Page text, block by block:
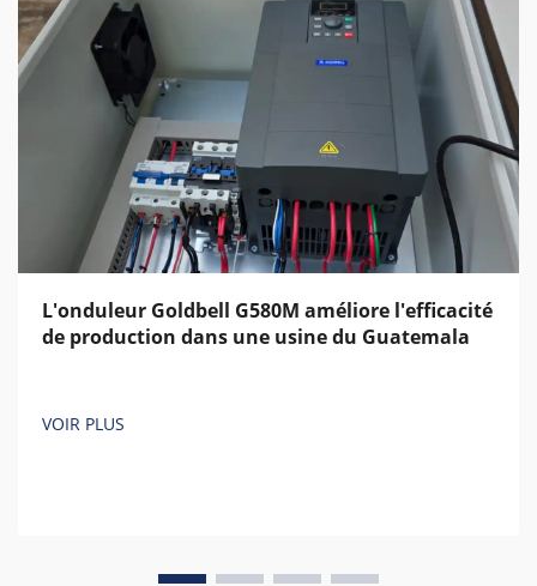
L'onduleur Goldbell G580M améliore l'efficacité
de production dans une usine du Guatemala
VOIR PLUS